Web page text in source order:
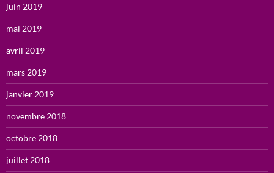
juin 2019
mai 2019
avril 2019
mars 2019
janvier 2019
novembre 2018
octobre 2018
juillet 2018